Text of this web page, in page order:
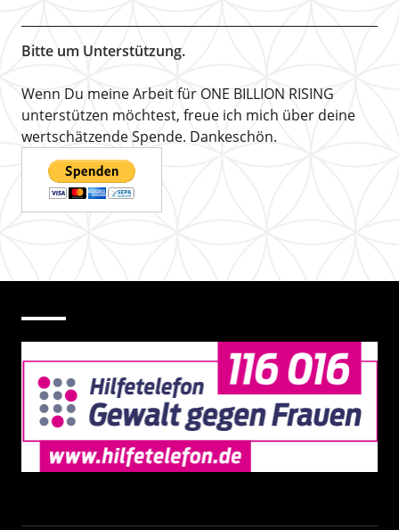
Bitte um Unterstützung.
Wenn Du meine Arbeit für ONE BILLION RISING
unterstützen möchtest, freue ich mich über deine
wertschätzende Spende. Dankeschön.